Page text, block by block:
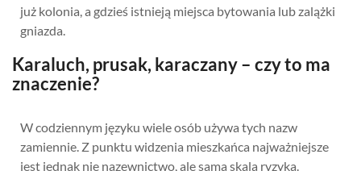
już kolonia, a gdzieś istnieją miejsca bytowania lub zalążki
gniazda.
Karaluch, prusak, karaczany – czy to ma
znaczenie?
W codziennym języku wiele osób używa tych nazw
zamiennie. Z punktu widzenia mieszkańca najważniejsze
jest jednak nie nazewnictwo, ale sama skala ryzyka.